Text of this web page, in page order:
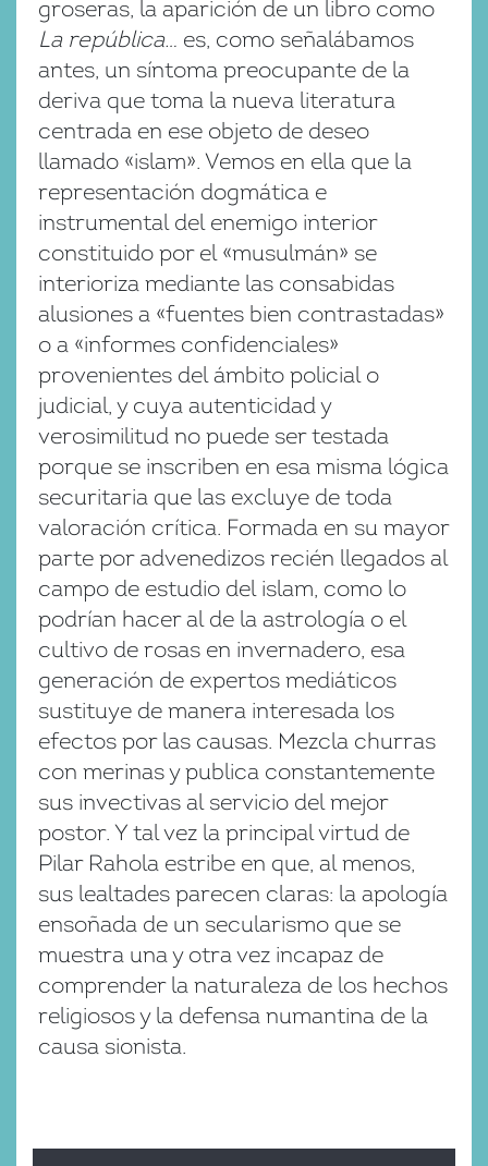
groseras, la aparición de un libro como
La república… es, como señalábamos
antes, un síntoma preocupante de la
deriva que toma la nueva literatura
centrada en ese objeto de deseo
llamado «islam». Vemos en ella que la
representación dogmática e
instrumental del enemigo interior
constituido por el «musulmán» se
interioriza mediante las consabidas
alusiones a «fuentes bien contrastadas»
o a «informes confidenciales»
provenientes del ámbito policial o
judicial, y cuya autenticidad y
verosimilitud no puede ser testada
porque se inscriben en esa misma lógica
securitaria que las excluye de toda
valoración crítica. Formada en su mayor
parte por advenedizos recién llegados al
campo de estudio del islam, como lo
podrían hacer al de la astrología o el
cultivo de rosas en invernadero, esa
generación de expertos mediáticos
sustituye de manera interesada los
efectos por las causas. Mezcla churras
con merinas y publica constantemente
sus invectivas al servicio del mejor
postor. Y tal vez la principal virtud de
Pilar Rahola estribe en que, al menos,
sus lealtades parecen claras: la apología
ensoñada de un secularismo que se
muestra una y otra vez incapaz de
comprender la naturaleza de los hechos
religiosos y la defensa numantina de la
causa sionista.